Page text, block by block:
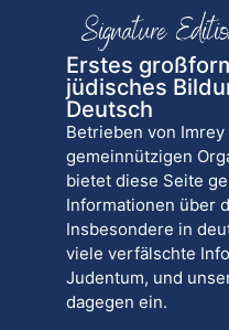
Erstes
jüdisches
Deutsch
Betrieben von
gemeinnützigen
bietet diese Seite
Informationen über
Insbesondere in
viele verfälschte
Judentum, und
dagegen ein.